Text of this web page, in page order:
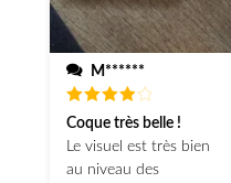
M******
Note4
sur 5
Coque très belle !
Le visuel est très bien
au niveau des